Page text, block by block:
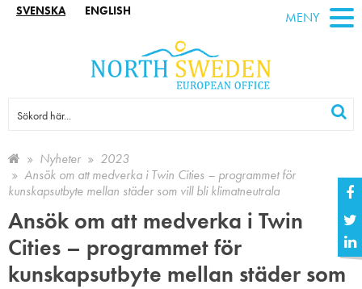
SVENSKA ENGLISH MENY
Nyheter
2023
Ansök om att medverka i Twin Cities – programmet för
kunskapsutbyte mellan städer som vill bli klimatneutrala
Ansök om att medverka i Twin
Cities – programmet för
kunskapsutbyte mellan städer som